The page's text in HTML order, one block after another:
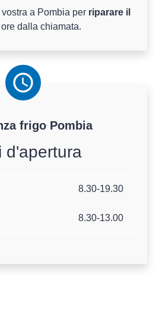
vostra a Pombia per riparare il
dalla chiamata.
frigoPombia
d'apertura
8.30-19.30
8.30-13.00